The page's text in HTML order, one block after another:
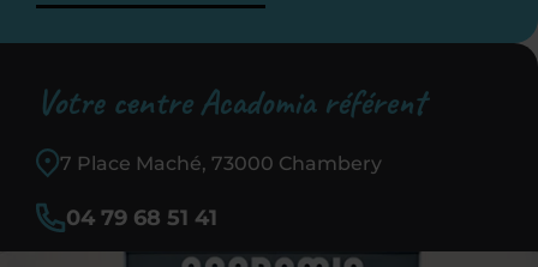
Votre centre Acadomia référent
7 Place Maché, 73000 Chambery
04 79 68 51 41